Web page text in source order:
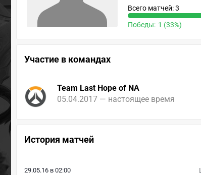
Всего матчей: 3
Победы: 1 (33%)
Участие в командах
Team Last Hope of NA
05.04.2017 — настоящее время
История матчей
29.05.16 в 02:00